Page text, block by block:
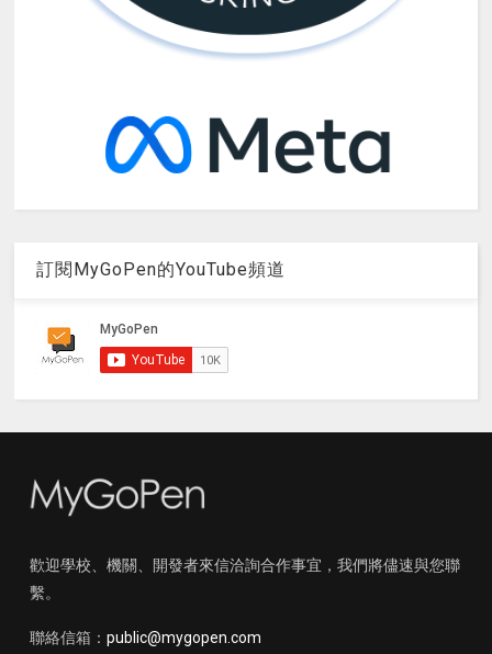
訂閱MyGoPen的YouTube頻道
歡迎學校、機關、開發者來信洽詢合作事宜，我們將儘速與您聯
繫。
聯絡信箱： public@mygopen.com